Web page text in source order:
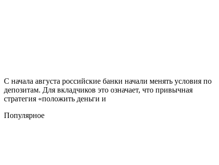
С начала августа российские банки начали менять условия по
депозитам. Для вкладчиков это означает, что привычная
стратегия «положить деньги и
Популярное